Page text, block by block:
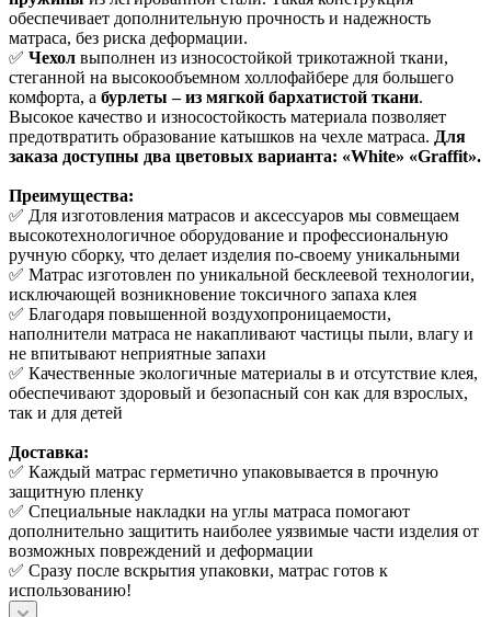
обеспечивает дополнительную прочность и надежность
матраса, без риска деформации.
✅ Чехол выполнен из износостойкой трикотажной ткани,
стеганной на высокообъемном холлофайбере для большего
комфорта, а бурлеты – из мягкой бархатистой ткани.
Высокое качество и износостойкость материала позволяет
предотвратить образование катышков на чехле матраса. Для
заказа доступны два цветовых варианта: «White» «Graffit».
Преимущества:
✅ Для изготовления матрасов и аксессуаров мы совмещаем
высокотехнологичное оборудование и профессиональную
ручную сборку, что делает изделия по-своему уникальными
✅ Матрас изготовлен по уникальной бесклеевой технологии,
исключающей возникновение токсичного запаха клея
✅ Благодаря повышенной воздухопроницаемости,
наполнители матраса не накапливают частицы пыли, влагу и
не впитывают неприятные запахи
✅ Качественные экологичные материалы в и отсутствие клея,
обеспечивают здоровый и безопасный сон как для взрослых,
так и для детей
Доставка:
✅ Каждый матрас герметично упаковывается в прочную
защитную пленку
✅ Специальные накладки на углы матраса помогают
дополнительно защитить наиболее уязвимые части изделия от
возможных повреждений и деформации
✅ Сразу после вскрытия упаковки, матрас готов к
использованию!